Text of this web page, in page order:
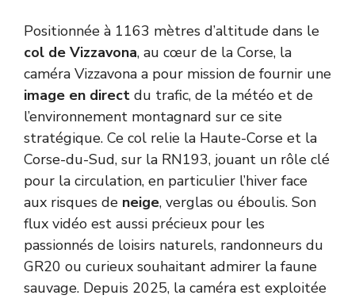
Positionnée à 1163 mètres d’altitude dans le
col de Vizzavona, au cœur de la Corse, la
caméra Vizzavona a pour mission de fournir une
image en direct du trafic, de la météo et de
l’environnement montagnard sur ce site
stratégique. Ce col relie la Haute-Corse et la
Corse-du-Sud, sur la RN193, jouant un rôle clé
pour la circulation, en particulier l’hiver face
aux risques de neige, verglas ou éboulis. Son
flux vidéo est aussi précieux pour les
passionnés de loisirs naturels, randonneurs du
GR20 ou curieux souhaitant admirer la faune
sauvage. Depuis 2025, la caméra est exploitée